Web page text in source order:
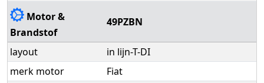
Motor &
Brandstof
49PZBN
layout
in lijn-T-DI
merk motor
Fiat